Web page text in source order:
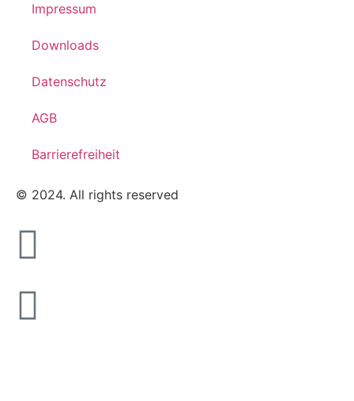
Impressum
Downloads
Datenschutz
AGB
Barrierefreiheit
© 2024. All rights reserved